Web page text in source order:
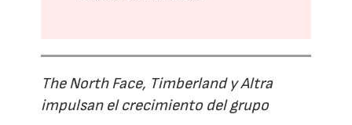
The North Face, Timberland y Altra
impulsan el crecimiento del grupo